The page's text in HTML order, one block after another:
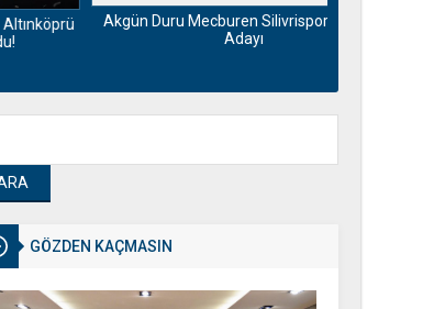
Akgün Duru Mecburen Silivrispor Başkan
GÖZDEN KAÇMASIN